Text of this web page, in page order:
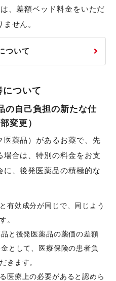
、差額ベッド料金をいただ
せん。
ついて
ついて
の自己負担の新たな仕
変更）
薬品）があるお薬で、先
合は、特別の料金をお支
、後発医薬品の積極的な
有効成分が同じで、同じよう
。
と後発医薬品の薬価の差額
として、医療保険の患者負
きます。
医療上の必要があると認めら